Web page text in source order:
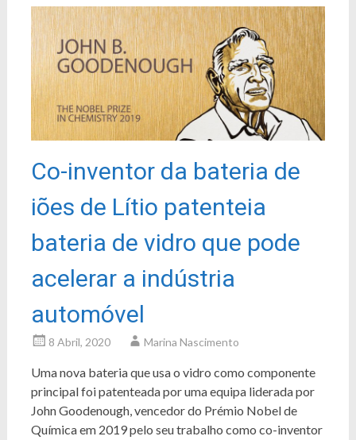
Co-inventor da bateria de
iões de Lítio patenteia
bateria de vidro que pode
acelerar a indústria
automóvel
8 Abril, 2020 Marina Nascimento
Uma nova bateria que usa o vidro como componente
principal foi patenteada por uma equipa liderada por
John Goodenough, vencedor do Prémio Nobel de
Química em 2019 pelo seu trabalho como co-inventor